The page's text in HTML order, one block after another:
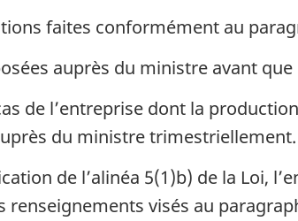
faites conformément au
auprès du ministre avant
de l’entreprise dont la
du ministre trimestriellement.
de l’alinéa 5(1)b) de la Loi,
renseignements visés au